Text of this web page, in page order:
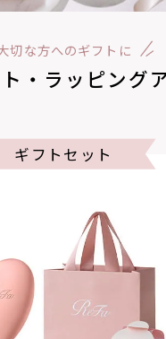
切な方へのギフトに
・ラッピング
ギフトセット